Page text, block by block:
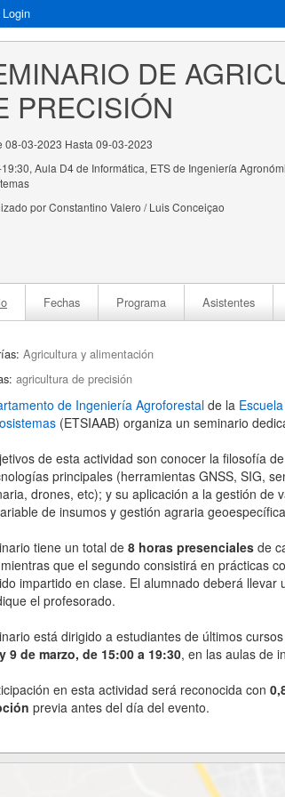
Login
DE
PRECISIÓN
08-03-2023 Hasta 09-03-2023
Aula D4 de Informática, ETS de Ingeniería
por Constantino Valero / Luis Conceiçao
Fechas Programa Asistentes
Agricultura y alimentación
agricultura de precisión
de Ingeniería Agroforestal de la
(ETSIAAB) organiza un seminario
de esta actividad son conocer la filosofía
principales (herramientas GNSS, SIG,
drones, etc); y su aplicación a la gestión de
de insumos y gestión agraria
tiene un total de 8 horas presenciales de
que el segundo consistirá en prácticas
impartido en clase. El alumnado deberá
el profesorado.
está dirigido a estudiantes de últimos
9 de marzo, de 15:00 a 19:30, en las aulas de
en esta actividad será reconocida con
previa antes del día del evento.